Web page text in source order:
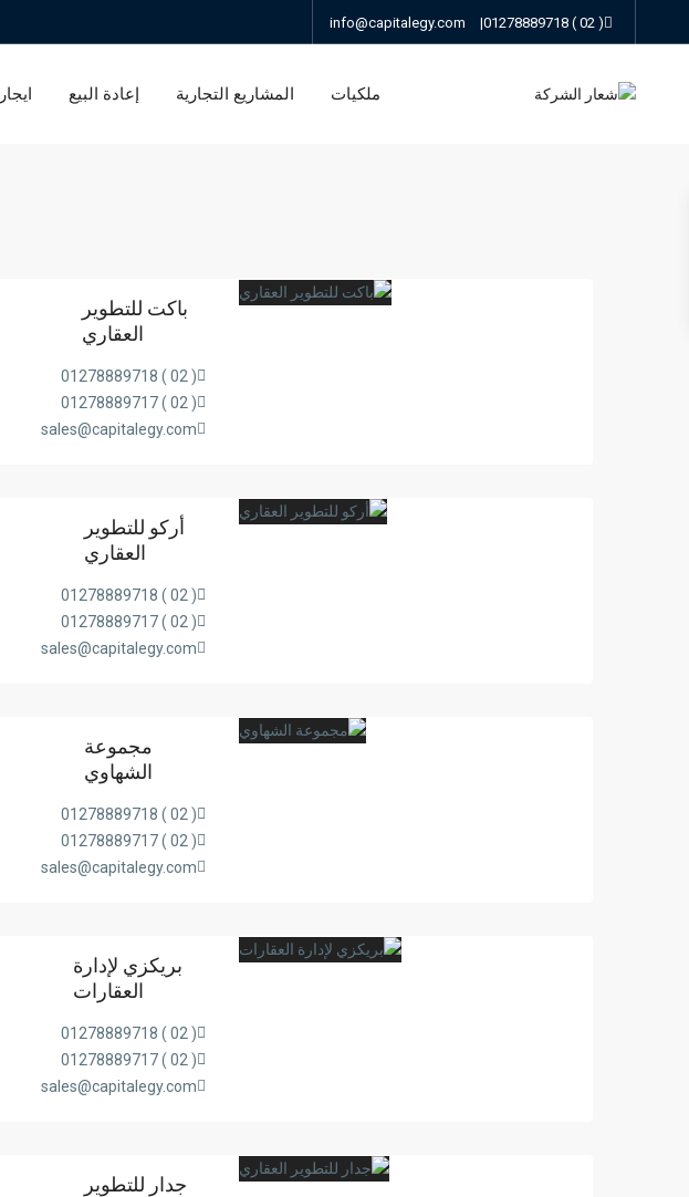
( 02 ) 01278889718
|
info@capitalegy.com
ملكيات المشاريع التجارية إعادة البيع ايجار
باكت للتطوير
العقاري
( 02 ) 01278889718
( 02 ) 01278889717
sales@capitalegy.com
أركو للتطوير
العقاري
( 02 ) 01278889718
( 02 ) 01278889717
sales@capitalegy.com
مجموعة
الشهاوي
( 02 ) 01278889718
( 02 ) 01278889717
sales@capitalegy.com
بريكزي لإدارة
العقارات
( 02 ) 01278889718
( 02 ) 01278889717
sales@capitalegy.com
جدار للتطوير